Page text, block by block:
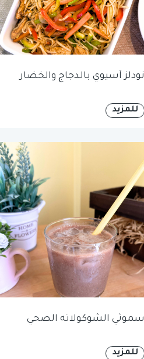
نودلز آسيوي بالدجاج والخضار
للمزيد
سموثي الشوكولاته الصحي
للمزيد